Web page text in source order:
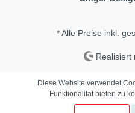
* Alle Preise inkl.
Realisiert
Diese Website verwendet
Funktionalität bieten zu